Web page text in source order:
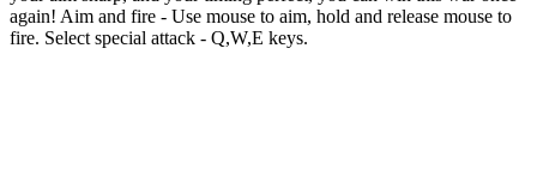
again! Aim and fire - Use mouse to aim, hold and release mouse to
fire. Select special attack - Q,W,E keys.